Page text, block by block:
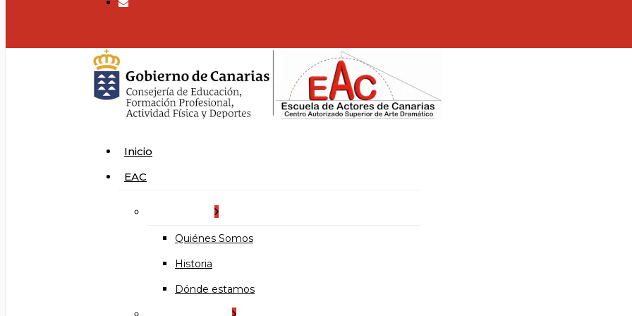
search
Menu
Inicio
EAC
Quiénes Somos
Historia
Dónde estamos